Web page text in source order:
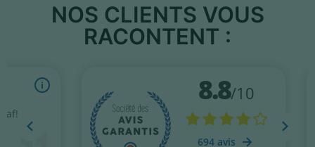
NOS CLIENTS VOUS
RACONTENT :